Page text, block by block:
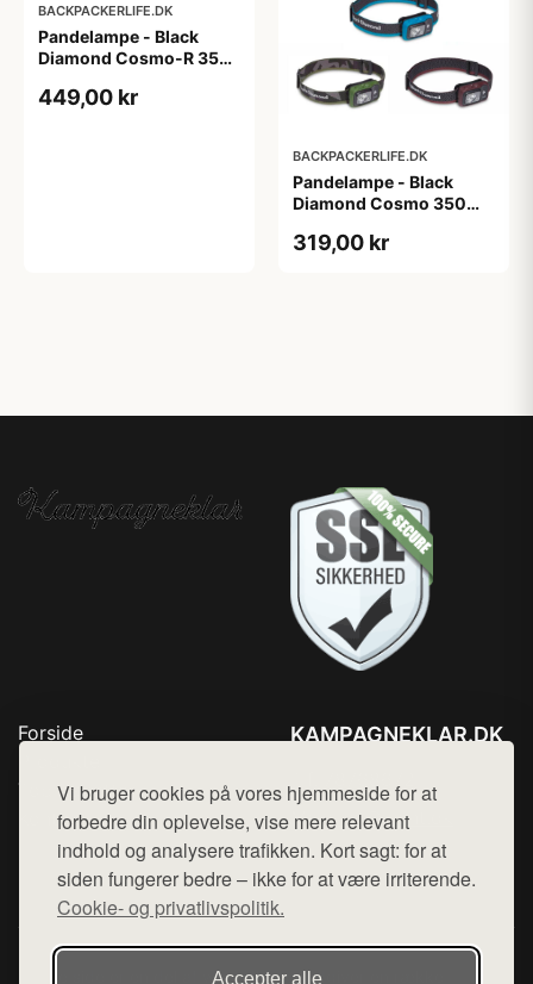
Vi bruger cookies på vores hjemmeside for at
forbedre din oplevelse, vise mere relevant
indhold og analysere trafikken. Kort sagt: for at
siden fungerer bedre – ikke for at være irriterende.
Cookie- og privatlivspolitik.
Accepter alle
BACKPACKERLIFE.DK
Pandelampe - Black
Diamond Cosmo-R 350
449,00 kr
BACKPACKERLIFE.DK
Pandelampe - Black
Diamond Cosmo 350
319,00 kr
Forside
Top Rabatter
Kontakt
KAMPAGNEKLAR.DK
Mail: hej@want.dk
Cookie- og privatlivspolitik
Denne side er en del af want.dk, der udgiver en række